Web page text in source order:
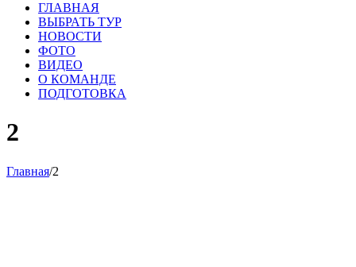
ГЛАВНАЯ
ВЫБРАТЬ ТУР
НОВОСТИ
ФОТО
ВИДЕО
О КОМАНДЕ
ПОДГОТОВКА
2
Главная/2